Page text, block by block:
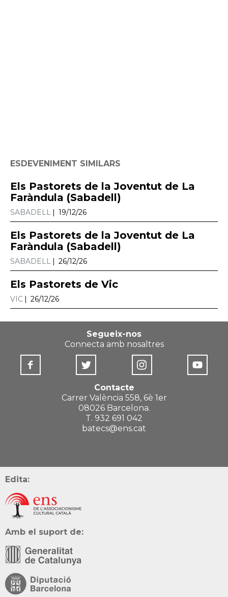
ESDEVENIMENT SIMILARS
Els Pastorets de la Joventut de La
Faràndula (Sabadell)
SABADELL 19/12/26
Els Pastorets de la Joventut de La
Faràndula (Sabadell)
SABADELL 26/12/26
Els Pastorets de Vic
VIC 26/12/26
Segueix-nos
Connecta amb nosaltres
Contacte
Carrer València 558, 6è 1er
08026 Barcelona.
T. 932 691 042
batecs@ens.cat
Edita:
Amb el suport de: